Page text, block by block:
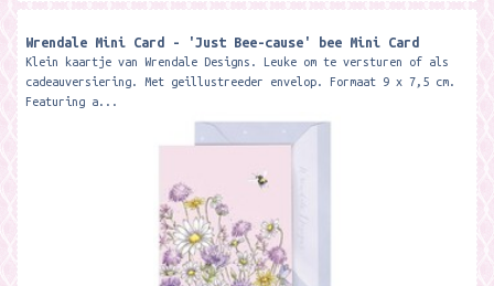
Wrendale Mini Card - 'Just Bee-cause' bee Mini Card
Klein kaartje van Wrendale Designs. Leuke om te versturen of als
cadeauversiering. Met geillustreeder envelop. Formaat 9 x 7,5 cm.
Featuring a...